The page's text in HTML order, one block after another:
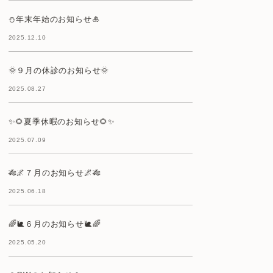
⛄年末年始のお知らせ🎍
2025.12.10
🌞９月の休診のお知らせ🌞
2025.08.27
✨🌻夏季休暇のお知らせ🌻✨
2025.07.09
🎋🌌７月のお知らせ🌌🎋
2025.06.18
🌈🐌６月のお知らせ🐌🌈
2025.05.20